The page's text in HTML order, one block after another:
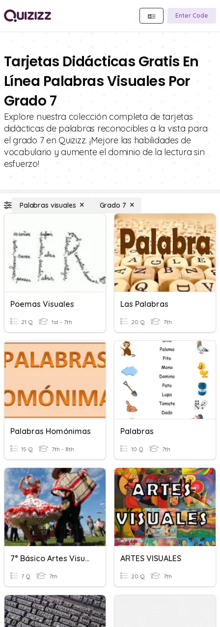
Enter Code
Tarjetas Didácticas Gratis En
Línea Palabras Visuales Por
Grado 7
Explore nuestra colección completa de tarjetas
didácticas de palabras reconocibles a la vista para
el grado 7 en Quizizz. ¡Mejore las habilidades de
vocabulario y aumente el dominio de la lectura sin
esfuerzo!
Palabras visuales Grado 7
Poemas Visuales
21 Q 1st - 7th
Las Palabras
20 Q 7th
Palabras Homónimas
15 Q 7th - 8th
Palabras
10 Q 7th
7° Básico Artes Visuales
7 Q 7th
ARTES VISUALES
20 Q 7th